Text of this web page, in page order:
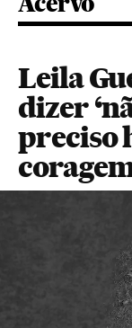
Leila
dizer
preciso